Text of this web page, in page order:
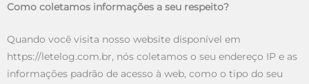
Como coletamos informações a seu respeito?
Quando você visita nosso website disponível em
https://letelog.com.br, nós coletamos o seu endereço IP e as
informações padrão de acesso à web, como o tipo do seu